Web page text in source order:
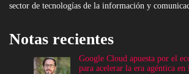
sector de tecnologías de la información y
Notas recientes
Google Cloud apuesta por el
para acelerar la era agéntica en